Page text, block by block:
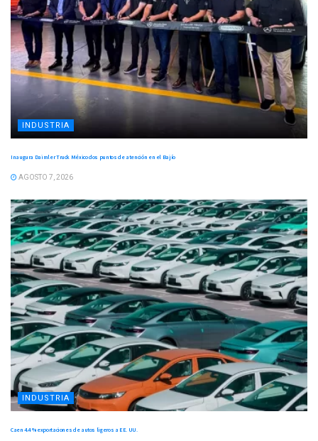
INDUSTRIA
Inaugura Daimler Truck México dos puntos de atención en el Bajío
AGOSTO 7, 2026
INDUSTRIA
Caen 4.4 % exportaciones de autos ligeros a EE. UU.